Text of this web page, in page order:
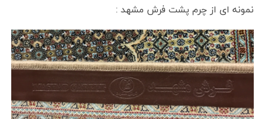
نمونه ای از چرم پشت فرش مشهد :